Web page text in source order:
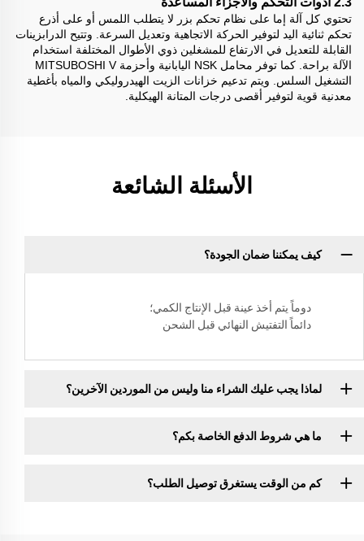
تحتوي كل آلة إما على نظام تحكم بزر لا يتطلب اللمس أو على أذرع
تحكم ثنائية اليد لتوفير الحركة الاتجاهية وتعديل السرعة. وتتيح الدرابزينات
القابلة للتعديل في الارتفاع للمشغلين ذوي الأطوال المختلفة استخدام
الآلة براحة. كما توفر محامل NSK اليابانية وأحزمة MITSUBOSHI V
التشغيل السلس. ويتم تدعيم خزانات الزيت الهيدروليكي والمياه بأغطية
معدنية قوية لتوفير أقصى درجات المتانة الهيكلية.
الأسئلة الشائعة
كيف يمكننا ضمان الجودة؟
دوماً يتم أخذ عينة قبل الإنتاج الكمي؛
دائماً التفتيش النهائي قبل الشحن
لماذا يجب عليك الشراء منا وليس من الموردين الآخرين؟
ما هي شروط الدفع الخاصة بكم؟
كم من الوقت يستغرق توصيل الطلب؟